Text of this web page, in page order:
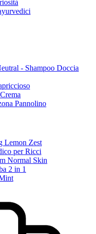
- Shampoo Doccia
Pannolino
Lemon Zest
per Ricci
Normal Skin
2 in 1